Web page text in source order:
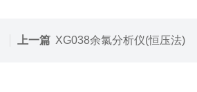
上一篇 XG038余氯分析仪(恒压法)